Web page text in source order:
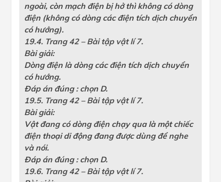
ngoài, còn mạch điện bị hở thì không có dòng
điện (không có dòng các điện tích dịch chuyển
có hướng).
19.4. Trang 42 – Bài tập vật lí 7.
Bài giải:
Dòng điện là dòng các điện tích dịch chuyển
có hướng.
Đáp án đúng : chọn D.
19.5. Trang 42 – Bài tập vật lí 7.
Bài giải:
Vật đang có dòng điện chạy qua là một chiếc
điện thoại di động đang được dùng để nghe
và nói.
Đáp án đúng : chọn D.
19.6. Trang 42 – Bài tập vật lí 7.